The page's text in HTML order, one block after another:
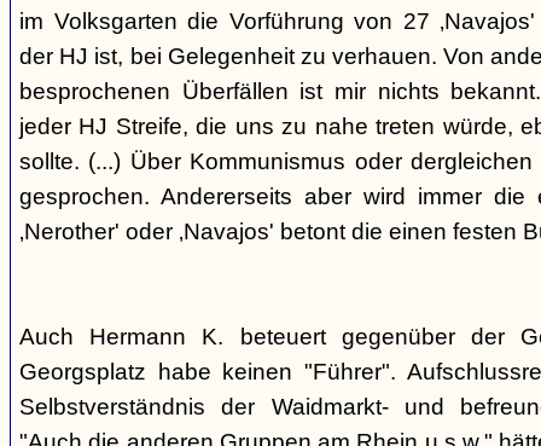
im Volksgarten die Vorführung von 27
der HJ ist, bei Gelegenheit zu verhauen. Von
besprochenen Überfällen ist mir nichts
jeder HJ Streife, die uns zu nahe treten würde,
sollte. (...) Über Kommunismus oder
gesprochen. Andererseits aber wird immer die
‚Nerother' oder ‚Navajos' betont die einen festen
Auch Hermann K. beteuert gegenüber der
Georgsplatz habe keinen "Führer".
Selbstverständnis der Waidmarkt- und